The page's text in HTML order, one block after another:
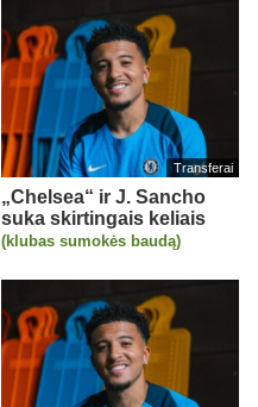
Transferai
„Chelsea“ ir J. Sancho
suka skirtingais keliais
(klubas sumokės baudą)